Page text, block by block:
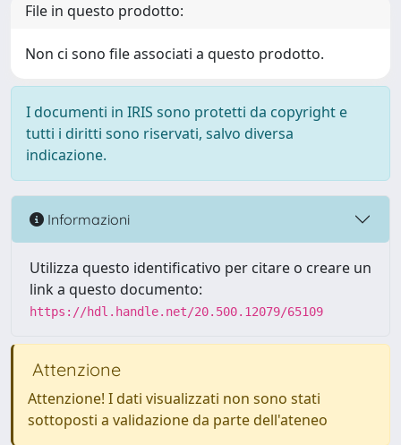
File in questo prodotto:
Non ci sono file associati a questo prodotto.
I documenti in IRIS sono protetti da copyright e
tutti i diritti sono riservati, salvo diversa
indicazione.
Informazioni
Utilizza questo identificativo per citare o creare un
link a questo documento:
https://hdl.handle.net/20.500.12079/65109
Attenzione
Attenzione! I dati visualizzati non sono stati
sottoposti a validazione da parte dell'ateneo